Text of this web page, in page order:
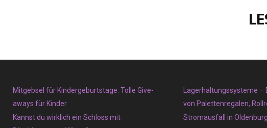
Mitgebsel für Kindergeburtstage: Tolle Give-
aways für Kinder
Kannst du wirklich ein Schloss mit
Lagerhaltungssysteme –
von Palettenregalen,
Stromausfall in Oldenburg